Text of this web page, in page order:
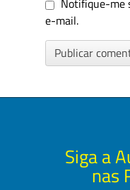
Notifique-me
e-mail.
Siga a
nas